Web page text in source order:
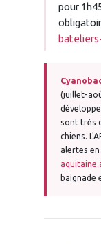
pour
(juillet-
sont très
chiens.
alertes
baignade